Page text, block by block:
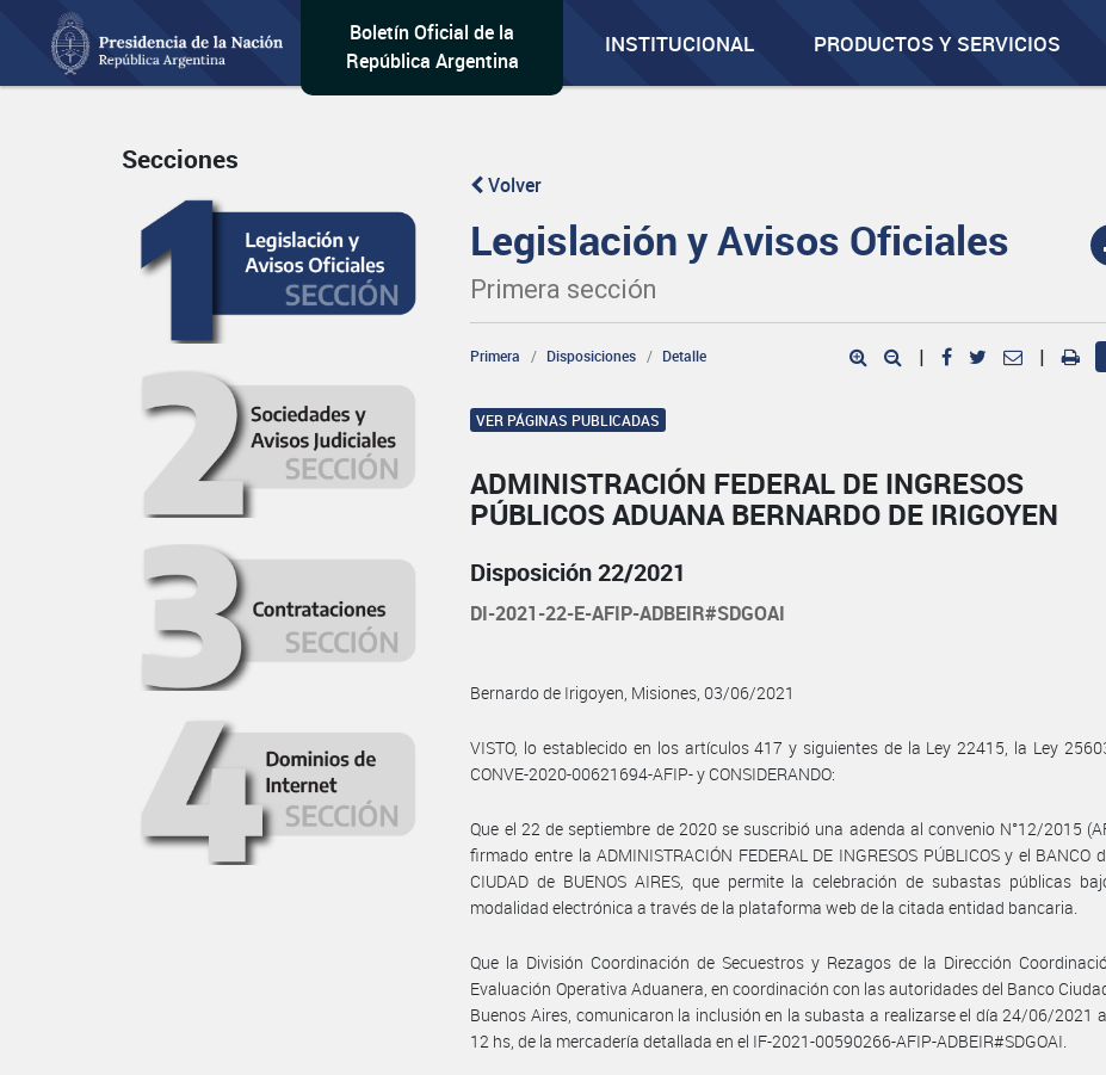
Boletín Oficial de la
República Argentina
INSTITUCIONAL PRODUCTOS Y SERVICIOS
Secciones
Volver
Legislación y Avisos Oficiales
Primera sección
Primera Disposiciones Detalle | |
VER PÁGINAS PUBLICADAS
ADMINISTRACIÓN FEDERAL DE INGRESOS
PÚBLICOS ADUANA BERNARDO DE IRIGOYEN
Disposición 22/2021
DI-2021-22-E-AFIP-ADBEIR#SDGOAI
Bernardo de Irigoyen, Misiones, 03/06/2021
VISTO, lo establecido en los artículos 417 y siguientes de la Ley 22415, la Ley
CONVE-2020-00621694-AFIP- y CONSIDERANDO:
Que el 22 de septiembre de 2020 se suscribió una adenda al convenio N°12/2015
firmado entre la ADMINISTRACIÓN FEDERAL DE INGRESOS PÚBLICOS y el BANCO
CIUDAD de BUENOS AIRES, que permite la celebración de subastas públicas
modalidad electrónica a través de la plataforma web de la citada entidad bancaria.
Que la División Coordinación de Secuestros y Rezagos de la Dirección
Evaluación Operativa Aduanera, en coordinación con las autoridades del Banco
Buenos Aires, comunicaron la inclusión en la subasta a realizarse el día 24/06/2021
12 hs, de la mercadería detallada en el IF-2021-00590266-AFIP-ADBEIR#SDGOAI.